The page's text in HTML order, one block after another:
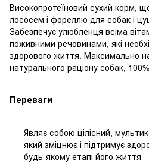
Високопротеїновий сухий корм,
лососем і фореллю для собак і
Забезпечує улюбленця всіма
поживними речовинами, які
здорового життя. Максимально
натурального раціону собак,
Переваги
Являє собою цілісний,
який зміцнює і підтримує
будь-якому етапі його життя